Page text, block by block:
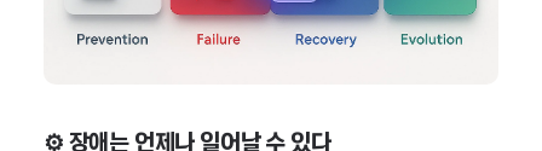
⚙️ 장애는 언제나 일어날 수 있다